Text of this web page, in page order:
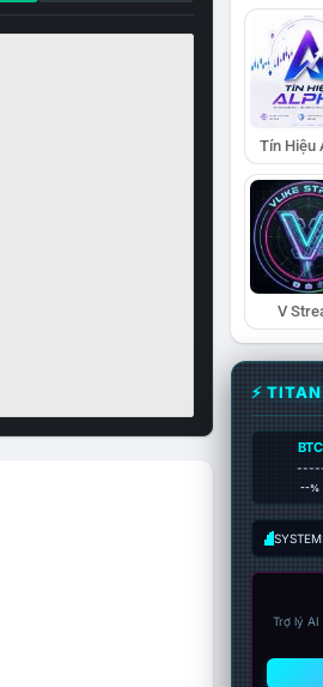
Tín Hiệu
V
⚡
BTC
--%
Trợ lý